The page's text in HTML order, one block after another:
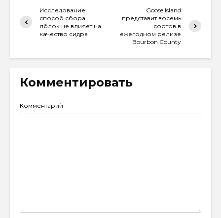
Исследование:
способ сбора
яблок не влияет на
качество сидра
Goose Island
представит восемь
сортов в
ежегодном релизе
Bourbon County
Комментировать
Комментарий